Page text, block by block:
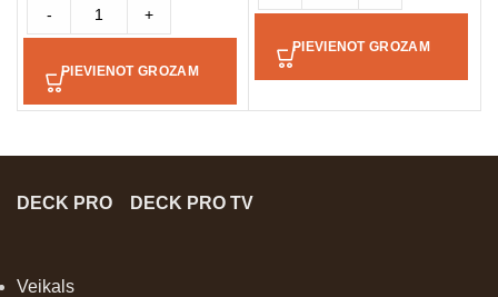
- +
PIEVIENOT GROZAM
PIEVIENOT GROZAM
DECK PRO DECK PRO TV
Veikals